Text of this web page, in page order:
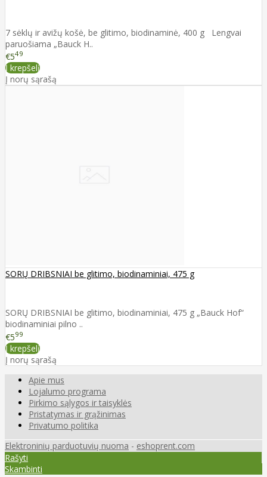
7 sėklų ir avižų košė, be glitimo, biodinaminė, 400 g Lengvai
paruošiama „Bauck H..
€549
Į krepšelį
Į norų sąrašą
SORŲ DRIBSNIAI be glitimo, biodinaminiai, 475 g
SORŲ DRIBSNIAI be glitimo, biodinaminiai, 475 g „Bauck Hof“
biodinaminiai pilno ..
€599
Į krepšelį
Į norų sąrašą
Apie mus
Lojalumo programa
Pirkimo sąlygos ir taisyklės
Pristatymas ir grąžinimas
Privatumo politika
Elektroninių parduotuvių nuoma - eshoprent.com
Rašyti
Skambinti